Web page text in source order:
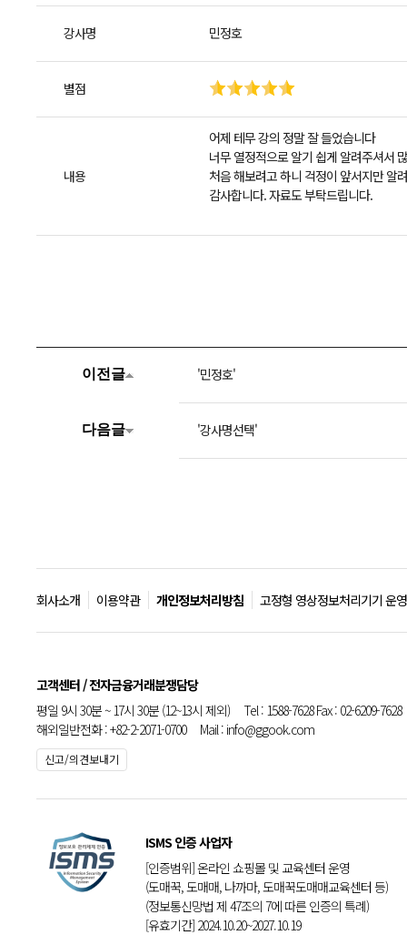
강사명 민정호
별점
내용
어제 테무 강의 정말 잘 들었습니다
너무 열정적으로 알기 쉽게 알려주셔서
처음 해보려고 하니 걱정이 앞서지만 알
감사합니다. 자료도 부탁드립니다.
이전글 '민정호'
다음글 '강사명선택'
회사소개 이용약관 개인정보처리방침 고정형 영상정보처리기기 운
고객센터 / 전자금융거래분쟁담당
평일 9시 30분 ~ 17시 30분 (12~13시 제외) Tel : 1588-7628 Fax : 02-6209-7628
해외일반전화 : +82-2-2071-0700 Mail : info@ggook.com
신고/의견보내기
ISMS 인증 사업자
[인증범위] 온라인 쇼핑몰 및 교육센터 운영
(도매꾹, 도매매, 나까마, 도매꾹도매매교육센터 등)
(정보통신망법 제 47조의 7에 따른 인증의 특례)
[유효기간] 2024.10.20~2027.10.19